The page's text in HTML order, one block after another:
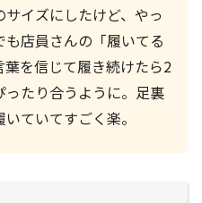
イズにしたけど、やっ
店員さんの「履いてる
を信じて履き続けたら2
たり合うように。足裏
ていてすごく楽。